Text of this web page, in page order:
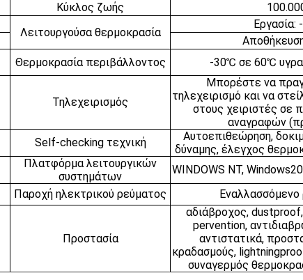
Κύκλος ζωής
Λειτουργούσα θερμοκρασία
Εργασία:
Θερμοκρασία περιβάλλοντος -30℃ σε 60℃
Τηλεχειρισμός
Μπορέστε να
τηλεχειρισμό και να
στους χειριστές σε
αναγραφών
Self-checking τεχνική
Αυτοεπιθεώρηση,
δύναμης, έλεγχος
Πλατφόρμα λειτουργικών
συστημάτων
WINDOWS NT,
Παροχή ηλεκτρικού ρεύματος
Προστασία
αδιάβροχος,
pervention,
αντιστατικά,
κραδασμούς,
συναγερμός